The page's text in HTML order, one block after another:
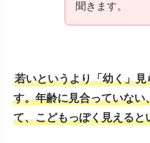
聞きます。
若いというより「幼く」
す。年齢に見合っていない
て、こどもっぽく見えると